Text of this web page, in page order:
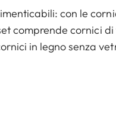
con le
comprende cornici
in legno senza